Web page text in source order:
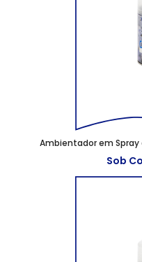
Ambientador em
Sob